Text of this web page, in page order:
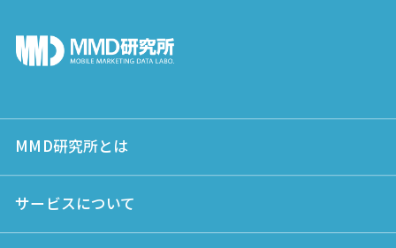
MMD研究所とは
サービスについて